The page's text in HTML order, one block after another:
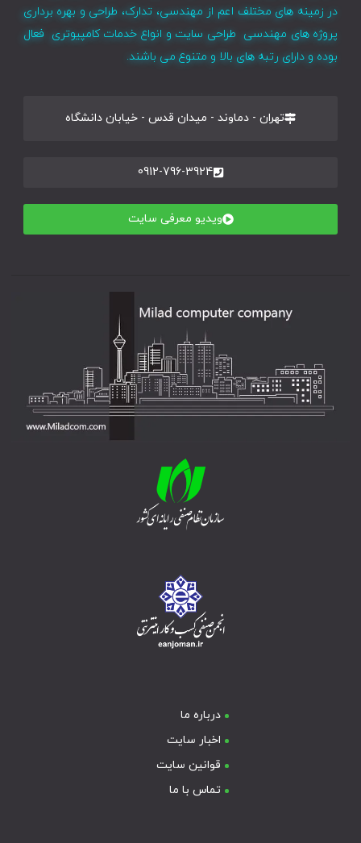
در زمینه های مختلف اعم از مهندسی، تدارک، طراحی و بهره برداری
پروژه های مهندسی طراحی سایت و انواع خدمات کامپیوتری فعال
بوده و دارای رتبه های بالا و متنوع می باشند.
تهران - دماوند - میدان قدس - خیابان دانشگاه
0912-796-3924
ویدیو معرفی سایت
درباره ما
اخبار سایت
قوانین سایت
تماس با ما